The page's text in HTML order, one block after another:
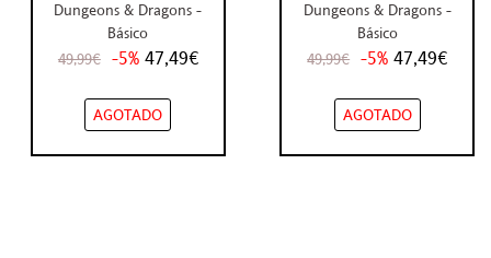
Dungeons & Dragons -
Básico
49,99€ -5% 47,49€
AGOTADO
Dungeons & Dragons -
Básico
49,99€ -5%47,49€
AGOTADO